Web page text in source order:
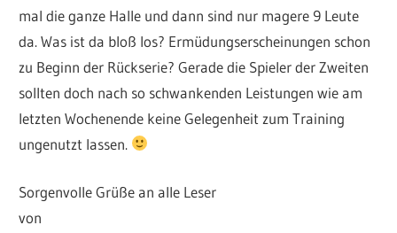
mal die ganze Halle und dann sind nur magere 9 Leute
da. Was ist da bloß los? Ermüdungserscheinungen schon
zu Beginn der Rückserie? Gerade die Spieler der Zweiten
sollten doch nach so schwankenden Leistungen wie am
letzten Wochenende keine Gelegenheit zum Training
ungenutzt lassen.
Sorgenvolle Grüße an alle Leser
von